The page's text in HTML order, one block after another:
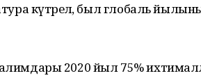
күтәрелә, был глобаль
2020 йыл 75%